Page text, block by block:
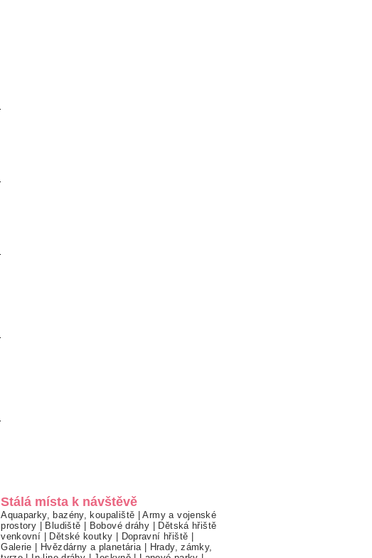
Stálá místa k návštěvě
Aquaparky, bazény, koupaliště |Army a vojenské
prostory
Bludiště Bobové dráhy
Dětská hřiště
venkovní
Dětské koutky Dopravní hřiště
Galerie
Hvězdárny a planetária|
Hrady, zámky,